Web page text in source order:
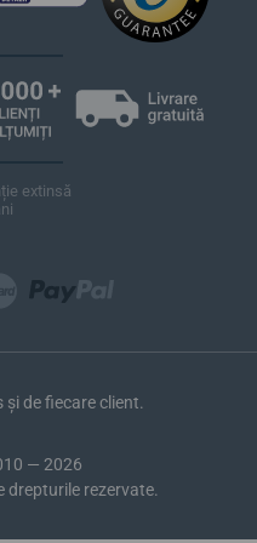
extinsă
și de fiecare client.
— 2026
drepturile rezervate.